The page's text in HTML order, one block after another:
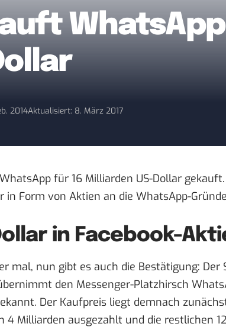
2014Aktualisiert: 8. März 2017
für 16 Milliarden US-Dollar
in Form von Aktien an die WhatsApp-
in Facebook-
mal, nun gibt es auch die Bestätigung: Der
den Messenger-Platzhirsch
. Der Kaufpreis liegt demnach
4 Milliarden ausgezahlt und die restlichen